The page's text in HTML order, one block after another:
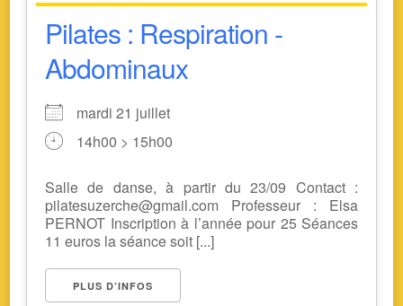
Pilates : Respiration -
Abdominaux
mardi 21 juillet
14h00 > 15h00
Salle de danse, à partir du 23/09 Contact :
pilatesuzerche@gmail.com Professeur : Elsa
PERNOT Inscription à l’année pour 25 Séances
11 euros la séance soit [...]
PLUS D’INFOS